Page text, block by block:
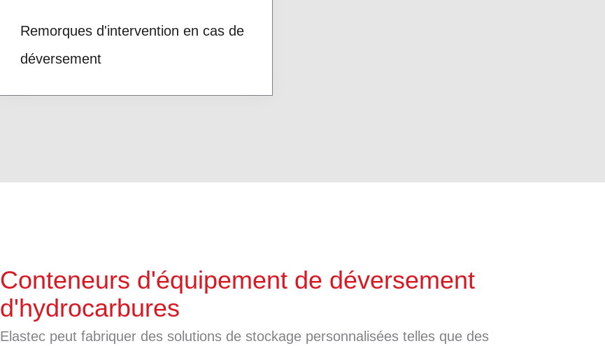
Remorques d'intervention en cas de
déversement
Conteneurs d'équipement de déversement
d'hydrocarbures
Elastec peut fabriquer des solutions de stockage personnalisées telles que des